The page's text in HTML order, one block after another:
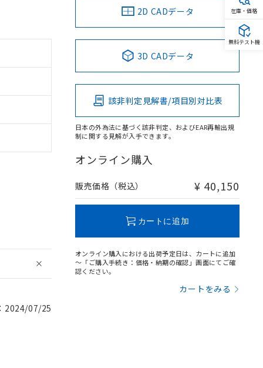
2024/07/25
2D CADデータ
3D CADデータ
該非判定見解書/項目別対比表
日本の外為法に基づく該非判定、およびEAR再輸出規
制に関する見解が入手できます。
オンライン購入
販売価格（税込） ¥ 40,150
カートに追加
オンライン購入における出荷予定日は、カートに追加
～「ご購入手続き：価格・納期の確認」画面にてご確
認ください。
カートをみる
在庫・価格
無料テスト機